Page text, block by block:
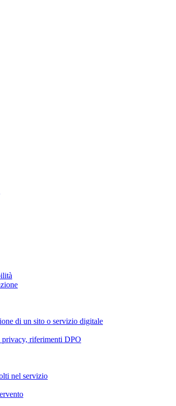
di un sito o servizio digitale
privacy, riferimenti DPO
nel servizio